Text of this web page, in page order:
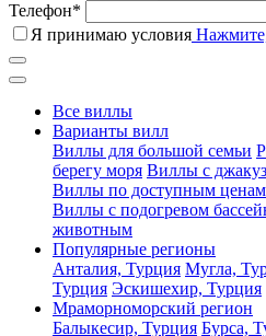
Телефон*
Я принимаю условия
Все виллы
Варианты вилл
Виллы для большой семьи
берегу моря Виллы с
Виллы по доступным ценам
Виллы с подогревом
животным
Популярные регионы
Анталия, Турция Мугла,
Турция Эскишехир, Турция
Мраморноморский регион
Балыкесир, Турция Бурса,